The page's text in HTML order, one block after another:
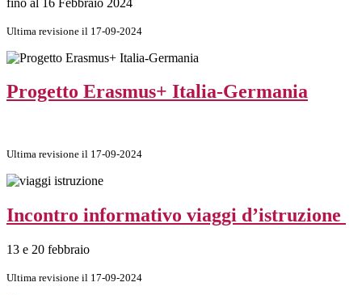
Ultima revisione il 17-09-2024
Progetto Erasmus+ Italia-Germania
Ultima revisione il 17-09-2024
Incontro informativo viaggi d’istruzione
13 e 20 febbraio
Ultima revisione il 17-09-2024